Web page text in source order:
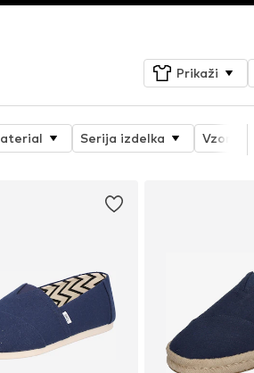
Prikaži
Serija izdelka Vzorec